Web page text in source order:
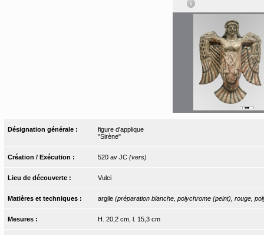
Désignation générale :
figure d'applique
"Sirène"
Création / Exécution : 520 av JC (vers)
Lieu de découverte : Vulci
Matières et techniques : argile (préparation blanche, polychrome (peint), rouge,
Mesures : H. 20,2 cm, l. 15,3 cm